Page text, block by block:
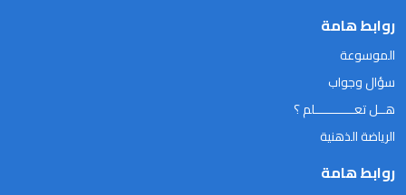
روابط هامة
الموسوعة
سؤال وجواب
هــل تعـــــــــــلم ؟
الرياضة الذهنية
روابط هامة